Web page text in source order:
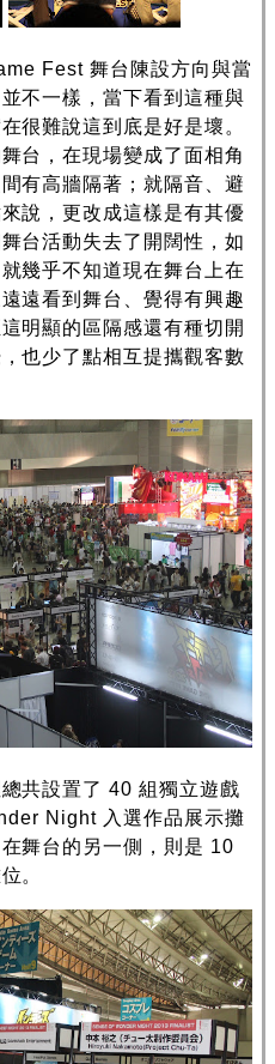
Fest 舞台陳設方向與當
不一樣，當下看到這種與
很難說這到底是好是壞。
台，在現場變成了面相角
有高牆隔著；就隔音、避
說，更改成這樣是有其優
台活動失去了開闊性，如
幾乎不知道現在舞台上在
遠看到舞台、覺得有興趣
明顯的區隔感還有種切開
也少了點相互提攜觀客數
共設置了 40 組獨立遊戲
Night 入選作品展示攤
舞台的另一側，則是 10
。